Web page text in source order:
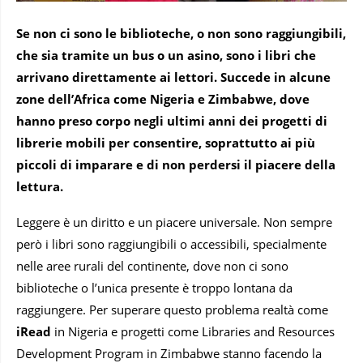
Se non ci sono le biblioteche, o non sono raggiungibili,
che sia tramite un bus o un asino, sono i libri che
arrivano direttamente ai lettori. Succede in alcune
zone dell’Africa come Nigeria e Zimbabwe, dove
hanno preso corpo negli ultimi anni dei progetti di
librerie mobili per consentire, soprattutto ai più
piccoli di imparare e di non perdersi il piacere della
lettura.
Leggere è un diritto e un piacere universale. Non sempre
però i libri sono raggiungibili o accessibili, specialmente
nelle aree rurali del continente, dove non ci sono
biblioteche o l’unica presente è troppo lontana da
raggiungere. Per superare questo problema realtà come
iRead in Nigeria e progetti come Libraries and Resources
Development Program in Zimbabwe stanno facendo la